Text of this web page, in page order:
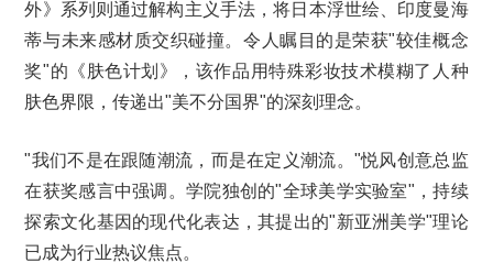
外》系列则通过解构主义手法，将日本浮世绘、印度曼海
蒂与未来感材质交织碰撞。令人瞩目的是荣获"较佳概念
奖"的《肤色计划》，该作品用特殊彩妆技术模糊了人种
肤色界限，传递出"美不分国界"的深刻理念。
"我们不是在跟随潮流，而是在定义潮流。"悦风创意总监
在获奖感言中强调。学院独创的"全球美学实验室"，持续
探索文化基因的现代化表达，其提出的"新亚洲美学"理论
已成为行业热议焦点。